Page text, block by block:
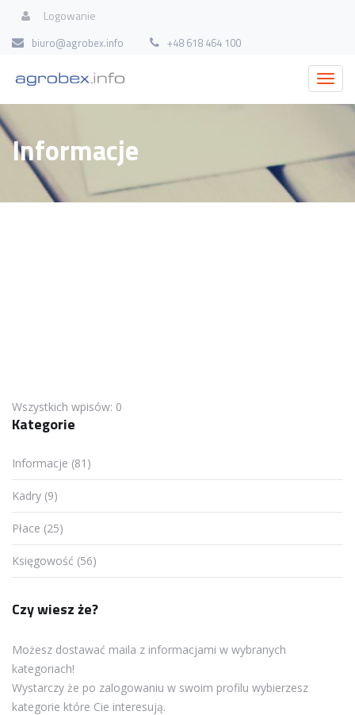
Logowanie
biuro@agrobex.info +48 618 464 100
Informacje
Wszystkich wpisów: 0
Kategorie
Informacje (81)
Kadry (9)
Płace (25)
Księgowość (56)
Czy wiesz że?
Możesz dostawać maila z informacjami w wybranych
kategoriach!
Wystarczy że po zalogowaniu w swoim profilu wybierzesz
kategorie które Cie interesują.